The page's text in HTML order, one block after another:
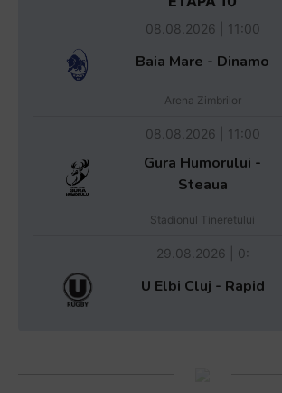
08.08.2026 | 11:00
Baia Mare - Dinamo
Arena Zimbrilor
08.08.2026 | 11:00
Gura Humorului -
Steaua
Stadionul Tineretului
29.08.2026 | 0:
U Elbi Cluj - Rapid